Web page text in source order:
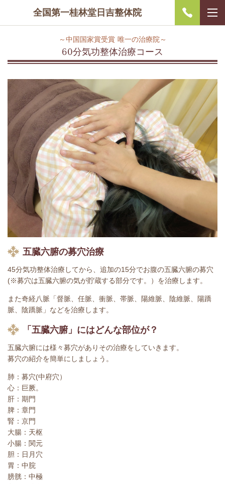
全国第一桂林堂日吉整体院
～中国国家賞受賞 唯一の治療院～
60分気功整体治療コース
五臓六腑の募穴治療
45分気功整体治療してから、追加の15分でお腹の五臓六腑の募穴
(※募穴は五臓六腑の気が貯蔵する部分です。）を治療します。
また奇経八脈「督脈、任脈、衝脈、帯脈、陽維脈、陰維脈、陽蹻
脈、陰蹻脈」などを治療します。
「五臓六腑」にはどんな部位が？
五臓六腑には様々募穴がありその治療をしていきます。
募穴の紹介を簡単にしましょう。
肺：募穴(中府穴）
心：巨厥。
肝：期門
脾：章門
腎：京門
大腸：天枢
小腸：関元
胆：日月穴
胃：中脘
膀胱：中極